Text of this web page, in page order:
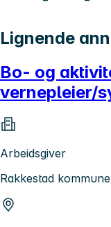
Lignende
Bo- og
vernepleier/
Arbeidsgiver
Rakkestad